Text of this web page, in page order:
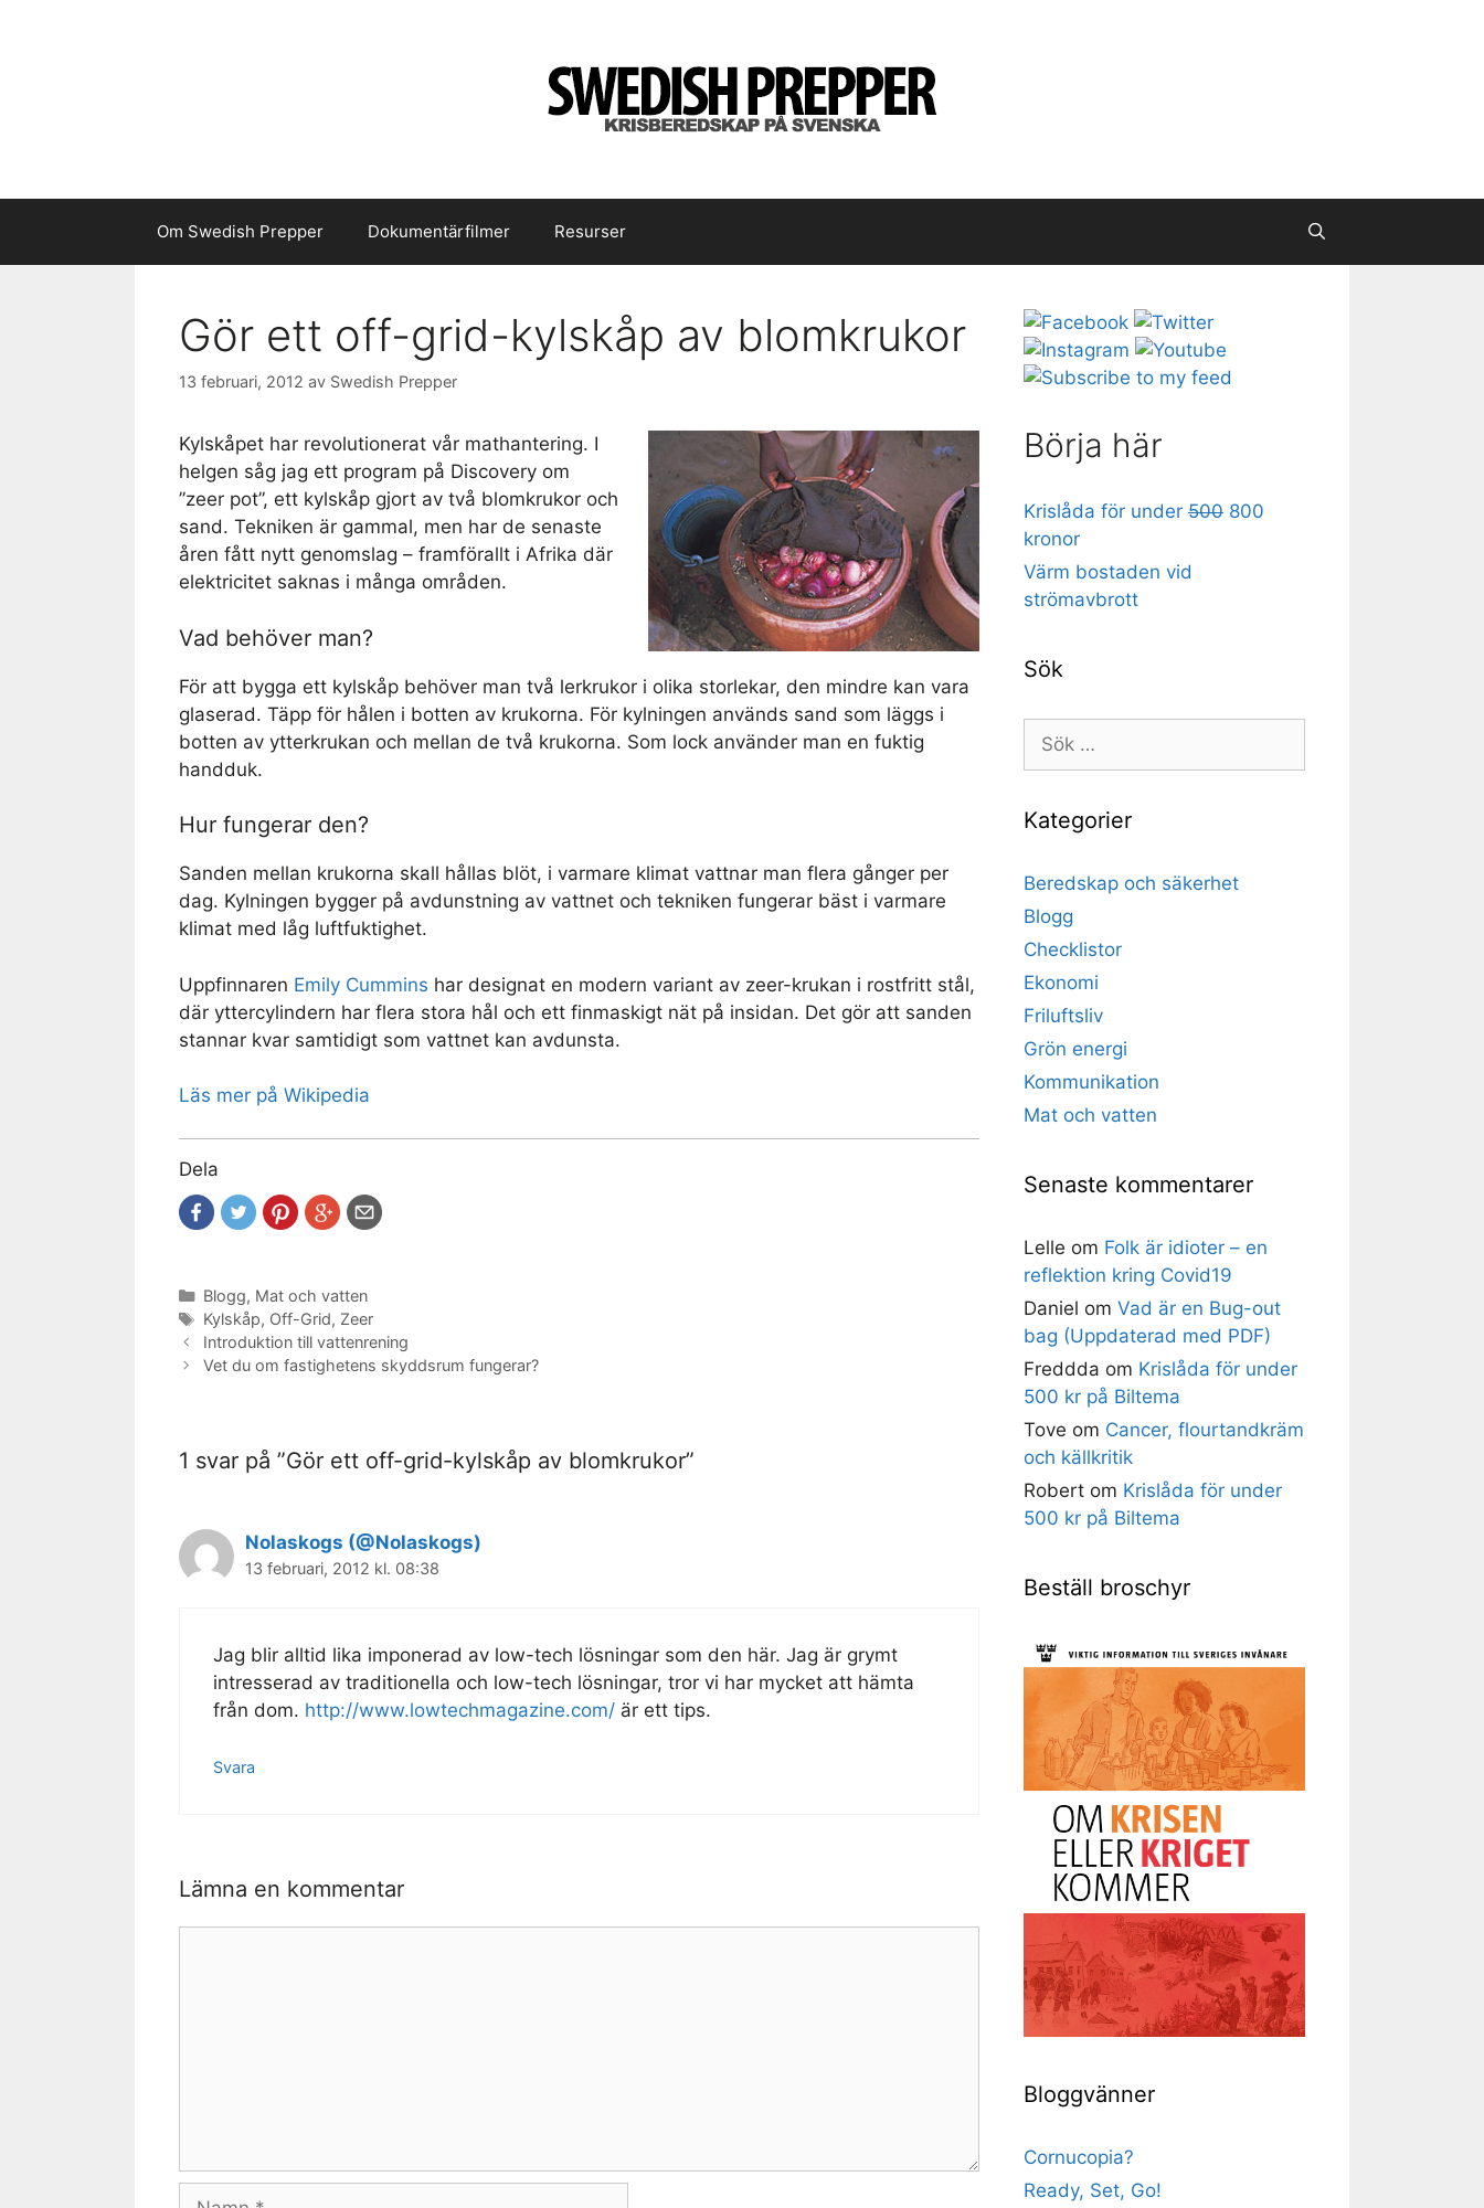
Om Swedish Prepper Dokumentärfilmer Resurser
Gör ett off-grid-kylskåp av blomkrukor
13 februari, 2012 av Swedish Prepper
Kylskåpet har revolutionerat vår mathantering. I
helgen såg jag ett program på Discovery om
”zeer pot”, ett kylskåp gjort av två blomkrukor och
sand. Tekniken är gammal, men har de senaste
åren fått nytt genomslag – framförallt i Afrika där
elektricitet saknas i många områden.
Vad behöver man?
För att bygga ett kylskåp behöver man två lerkrukor i olika storlekar, den mindre kan vara
glaserad. Täpp för hålen i botten av krukorna. För kylningen används sand som läggs i
botten av ytterkrukan och mellan de två krukorna. Som lock använder man en fuktig
handduk.
Hur fungerar den?
Sanden mellan krukorna skall hållas blöt, i varmare klimat vattnar man flera gånger per
dag. Kylningen bygger på avdunstning av vattnet och tekniken fungerar bäst i varmare
klimat med låg luftfuktighet.
Uppfinnaren Emily Cummins har designat en modern variant av zeer-krukan i rostfritt stål,
där yttercylindern har flera stora hål och ett finmaskigt nät på insidan. Det gör att sanden
stannar kvar samtidigt som vattnet kan avdunsta.
Läs mer på Wikipedia
Dela
Kategorier
Blogg, Mat och vatten
Etiketter
Kylskåp, Off-Grid, Zeer
Introduktion till vattenrening
Vet du om fastighetens skyddsrum fungerar?
1 svar på ”Gör ett off-grid-kylskåp av blomkrukor”
Nolaskogs (@Nolaskogs)
13 februari, 2012 kl. 08:38
Jag blir alltid lika imponerad av low-tech lösningar som den här. Jag är grymt
intresserad av traditionella och low-tech lösningar, tror vi har mycket att hämta
från dom. http://www.lowtechmagazine.com/ är ett tips.
Svara
Lämna en kommentar
Namn
Börja här
Krislåda för under 500 800
kronor
Värm bostaden vid
strömavbrott
Sök
Sök
efter:
Kategorier
Beredskap och säkerhet
Blogg
Checklistor
Ekonomi
Friluftsliv
Grön energi
Kommunikation
Mat och vatten
Senaste kommentarer
Lelle om Folk är idioter – en
reflektion kring Covid19
Daniel om Vad är en Bug-out
bag (Uppdaterad med PDF)
Freddda om Krislåda för under
500 kr på Biltema
Tove om Cancer, flourtandkräm
och källkritik
Robert om Krislåda för under
500 kr på Biltema
Beställ broschyr
Bloggvänner
Cornucopia?
Ready, Set, Go!